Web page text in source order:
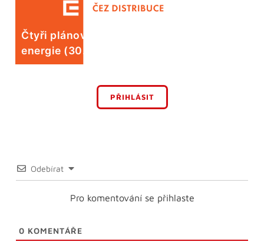
Čtyři plánované odstávky elektrické
energie (30. 7.)
PŘIHLÁSIT
Odebírat
Pro komentování se přihlaste
0 KOMENTÁŘE